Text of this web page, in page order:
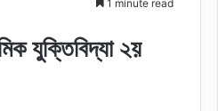
1 minute read
যুক্তিবিদ্যা ২য়